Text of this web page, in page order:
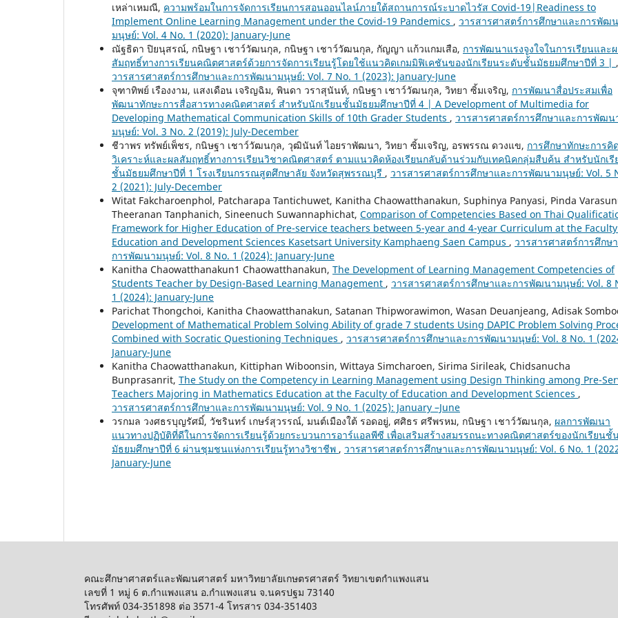
เหล่าเหมณี, ความพร้อมในการจัดการเรียนการสอนออนไลน์ภายใต้สถานการณ์ระบาดไวรัส Covid-19|Readiness to
Implement Online Learning Management under the Covid-19 Pandemics , วารสารศาสตร์การศึกษาและการพัฒ
มนุษย์: Vol. 4 No. 1 (2020): January-June
ณัฐธิดา ปิยนุสรณ์, กนิษฐา เชาว์วัฒนกุล, กนิษฐา เชาว์วัฒนกุล, กัญญา แก้วแกมเสือ, การพัฒนาแรงจูงใจในการเรียนและ
สัมฤทธิ์ทางการเรียนคณิตศาสตร์ด้วยการจัดการเรียนรู้โดยใช้แนวคิดเกมมิฟิเคชันของนักเรียนระดับชั้นมัธยมศึกษาปีที่ 3 | ,
วารสารศาสตร์การศึกษาและการพัฒนามนุษย์: Vol. 7 No. 1 (2023): January-June
จุฑาทิพย์ เรืองงาม, แสงเดือน เจริญฉิม, พินดา วราสุนันท์, กนิษฐา เชาว์วัฒนกุล, วิทยา ซิ้มเจริญ, การพัฒนาสื่อประสมเพื่อ
พัฒนาทักษะการสื่อสารทางคณิตศาสตร์ สำหรับนักเรียนชั้นมัธยมศึกษาปีที่ 4 | A Development of Multimedia for
Developing Mathematical Communication Skills of 10th Grader Students , วารสารศาสตร์การศึกษาและการพัฒน
มนุษย์: Vol. 3 No. 2 (2019): July-December
ชีวาพร ทรัพย์เพ็ชร, กนิษฐา เชาว์วัฒนกุล, วุฒินันท์ ไอยราพัฒนา, วิทยา ซิ้มเจริญ, อรพรรณ ดวงแข, การศึกษาทักษะการคิด
วิเคราะห์และผลสัมฤทธิ์ทางการเรียนวิชาคณิตศาสตร์ ตามแนวคิดห้องเรียนกลับด้านร่วมกับเทคนิคกลุ่มสืบค้น สำหรับนักเรี
ชั้นมัธยมศึกษาปีที่ 1 โรงเรียนกรรณสูตศึกษาลัย จังหวัดสุพรรณบุรี , วารสารศาสตร์การศึกษาและการพัฒนามนุษย์: Vol. 5
2 (2021): July-December
Witat Fakcharoenphol, Patcharapa Tantichuwet, Kanitha Chaowatthanakun, Suphinya Panyasi, Pinda
Theeranan Tanphanich, Sineenuch Suwannaphichat, Comparison of Competencies Based on Thai
Framework for Higher Education of Pre-service teachers between 5-year and 4-year Curriculum at the
Education and Development Sciences Kasetsart University Kamphaeng Saen Campus , วารสารศาสตร์การศึกษ
การพัฒนามนุษย์: Vol. 8 No. 1 (2024): January-June
Kanitha Chaowatthanakun1 Chaowatthanakun, The Development of Learning Management Competencies of
Students Teacher by Design-Based Learning Management , วารสารศาสตร์การศึกษาและการพัฒนามนุษย์: Vol. 8
1 (2024): January-June
Parichat Thongchoi, Kanitha Chaowatthanakun, Satanan Thipworawimon, Wasan Deuanjeang, Adisak
Development of Mathematical Problem Solving Ability of grade 7 students Using DAPIC Problem Solving
Combined with Socratic Questioning Techniques , วารสารศาสตร์การศึกษาและการพัฒนามนุษย์: Vol. 8 No. 1
January-June
Kanitha Chaowatthanakun, Kittiphan Wiboonsin, Wittaya Simcharoen, Sirima Sirileak, Chidsanucha
Bunprasanrit, The Study on the Competency in Learning Management using Design Thinking among Pre-
Teachers Majoring in Mathematics Education at the Faculty of Education and Development Sciences ,
วารสารศาสตร์การศึกษาและการพัฒนามนุษย์: Vol. 9 No. 1 (2025): January –June
วรกมล วงศธรบุญรัศมิ์, วัชรินทร์ เกษร์สุวรรณ์, มนต์เมืองใต้ รอดอยู่, ศศิธร ศรีพรหม, กนิษฐา เชาว์วัฒนกุล, ผลการพัฒนา
แนวทางปฏิบัติที่ดีในการจัดการเรียนรู้ด้วยกระบวนการอาร์แอลพีซี เพื่อเสริมสร้างสมรรถนะทางคณิตศาสตร์ของนักเรียนชั้
มัธยมศึกษาปีที่ 6 ผ่านชุมชนแห่งการเรียนรู้ทางวิชาชีพ , วารสารศาสตร์การศึกษาและการพัฒนามนุษย์: Vol. 6 No. 1
January-June
คณะศึกษาศาสตร์และพัฒนศาสตร์ มหาวิทยาลัยเกษตรศาสตร์ วิทยาเขตกำแพงแสน
เลขที่ 1 หมู่ 6 ต.กำแพงแสน อ.กำแพงแสน จ.นครปฐม 73140
โทรศัพท์ 034-351898 ต่อ 3571-4 โทรสาร 034-351403